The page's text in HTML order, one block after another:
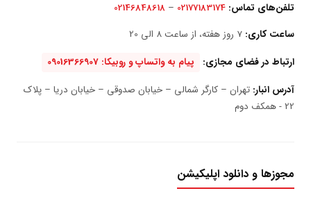
تلفن‌های تماس: 02177183174
–
02146848618
ساعت کاری:
ارتباط در فضای مجازی:
پیام به واتساپ و روبیکا: 09016366907
آدرس انبار: تهران – کارگر شمالی – خیابان صدوقی – خیابان دریا – پلاک
22 - همکف دوم
مجوزها و دانلود اپلیکیشن